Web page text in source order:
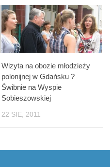
Wizyta na obozie młodzieży
polonijnej w Gdańsku ?
Świbnie na Wyspie
Sobieszowskiej
22 SIE, 2011